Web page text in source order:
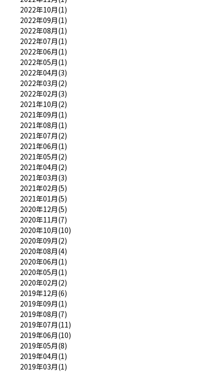
2022年10月(1)
2022年09月(1)
2022年08月(1)
2022年07月(1)
2022年06月(1)
2022年05月(1)
2022年04月(3)
2022年03月(2)
2022年02月(3)
2021年10月(2)
2021年09月(1)
2021年08月(1)
2021年07月(2)
2021年06月(1)
2021年05月(2)
2021年04月(2)
2021年03月(3)
2021年02月(5)
2021年01月(5)
2020年12月(5)
2020年11月(7)
2020年10月(10)
2020年09月(2)
2020年08月(4)
2020年06月(1)
2020年05月(1)
2020年02月(2)
2019年12月(6)
2019年09月(1)
2019年08月(7)
2019年07月(11)
2019年06月(10)
2019年05月(8)
2019年04月(1)
2019年03月(1)